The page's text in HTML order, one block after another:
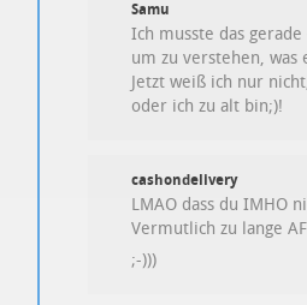
Samu
Ich musste das
um zu verstehen, was
Jetzt weiß ich nur
oder ich zu alt bin;)!
cashondelivery
LMAO dass du IMHO
Vermutlich zu lange
;-)))